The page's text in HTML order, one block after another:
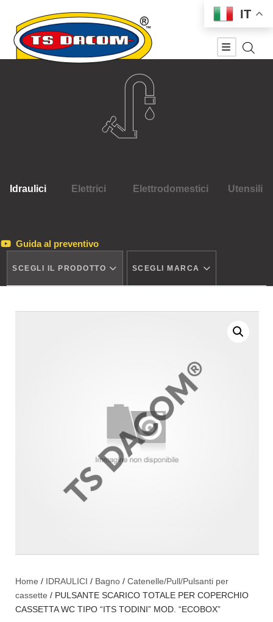
Idraulici Elettrici Elettrodomestici Utensili
Guida al preventivo
SCEGLI IL PRODOTTO SCEGLI MARCA
Home / IDRAULICI / Bagno / Catenelle/Pull/Pulsanti per
cassette / PULSANTE SCARICO TOTALE PER COPERCHIO
CASSETTA WC TIPO “ITS TODINI” MOD. “ECOBOX”
IT